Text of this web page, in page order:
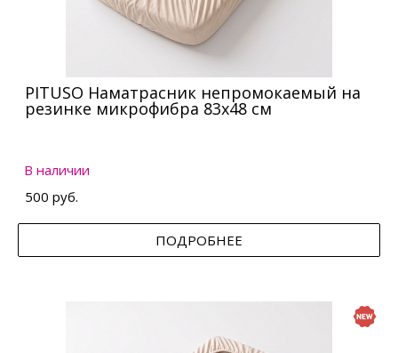
PITUSO Наматрасник непромокаемый на
резинке микрофибра 83х48 см
В наличии
500 руб.
ПОДРОБНЕЕ